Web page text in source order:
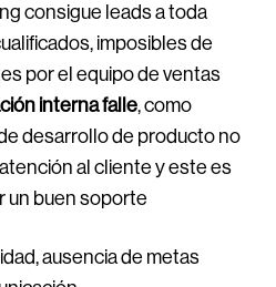
consigue leads a toda
imposibles de
por el equipo de ventas
interna falle, como
desarrollo de producto no
al cliente y este es
un buen soporte
ausencia de metas